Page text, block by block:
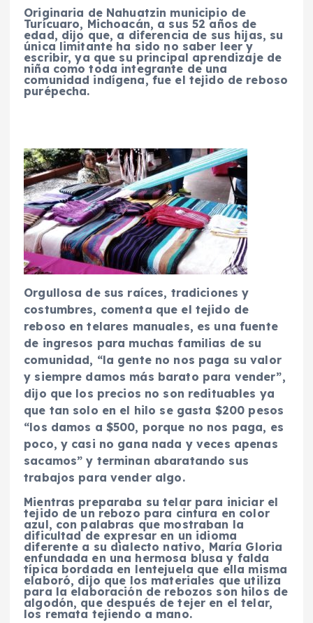
Originaria de Nahuatzin municipio de
Turícuaro, Michoacán, a sus 52 años de
edad, dijo que, a diferencia de sus hijas, su
única limitante ha sido no saber leer y
escribir, ya que su principal aprendizaje de
niña como toda integrante de una
comunidad indígena, fue el tejido de reboso
purépecha.
Orgullosa de sus raíces, tradiciones y
costumbres, comenta que el tejido de
reboso en telares manuales, es una fuente
de ingresos para muchas familias de su
comunidad, “la gente no nos paga su valor
y siempre damos más barato para vender”,
dijo que los precios no son redituables ya
que tan solo en el hilo se gasta $200 pesos
“los damos a $500, porque no nos paga, es
poco, y casi no gana nada y veces apenas
sacamos” y terminan abaratando sus
trabajos para vender algo.
Mientras preparaba su telar para iniciar el
tejido de un rebozo para cintura en color
azul, con palabras que mostraban la
dificultad de expresar en un idioma
diferente a su dialecto nativo, María Gloria
enfundada en una hermosa blusa y falda
típica bordada en lentejuela que ella misma
elaboró, dijo que los materiales que utiliza
para la elaboración de rebozos son hilos de
algodón, que después de tejer en el telar,
los remata tejiendo a mano.